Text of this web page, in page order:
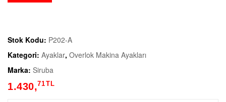
Stok Kodu: P202-A
Kategori: Ayaklar, Overlok Makina Ayakları
Marka: Siruba
1.430,71TL